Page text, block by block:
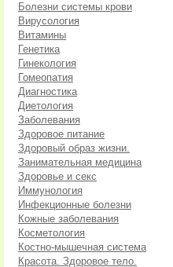
Болезни системы крови
Вирусология
Витамины
Генетика
Гинекология
Гомеопатия
Диагностика
Диетология
Заболевания
Здоровое питание
Здоровый образ жизни.
Занимательная медицина
Здоровье и секс
Иммунология
Инфекционные болезни
Кожные заболевания
Косметология
Костно-мышечная система
Красота. Здоровое тело.